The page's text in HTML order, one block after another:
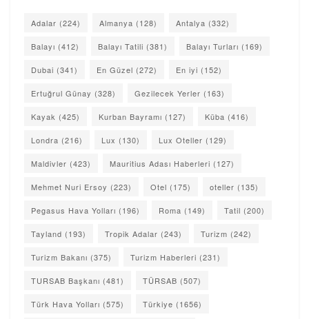
Adalar (224) Almanya (128) Antalya (332)
Balayı (412) Balayı Tatili (381) Balayı Turları (169)
Dubai (341) En Güzel (272) En iyi (152)
Ertuğrul Günay (328) Gezilecek Yerler (163)
Kayak (425) Kurban Bayramı (127) Küba (416)
Londra (216) Lux (130) Lux Oteller (129)
Maldivler (423) Mauritius Adası Haberleri (127)
Mehmet Nuri Ersoy (223) Otel (175) oteller (135)
Pegasus Hava Yolları (196) Roma (149) Tatil (200)
Tayland (193) Tropik Adalar (243) Turizm (242)
Turizm Bakanı (375) Turizm Haberleri (231)
TURSAB Başkanı (481) TÜRSAB (507)
Türk Hava Yolları (575) Türkiye (1656)